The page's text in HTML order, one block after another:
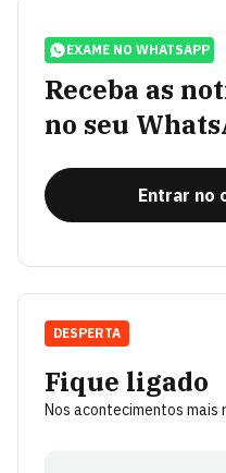
EXAME NO WHATSAPP
Receba as
no seu
Entrar no
Fique ligado
Nos acontecimentos mais
DESPERTA